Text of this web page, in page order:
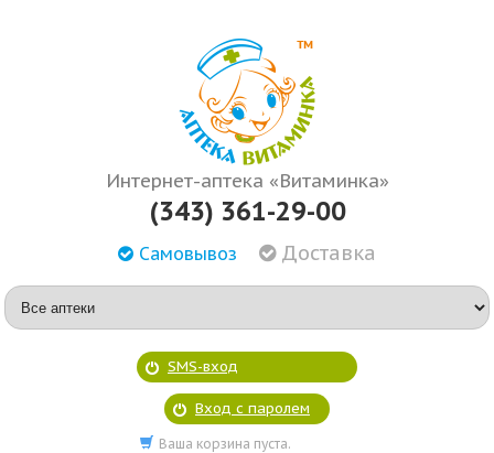
Интернет-аптека «Витаминка»
(343) 361-29-00
Самовывоз Доставка
SMS-вход
Вход с паролем
Ваша корзина пуста.